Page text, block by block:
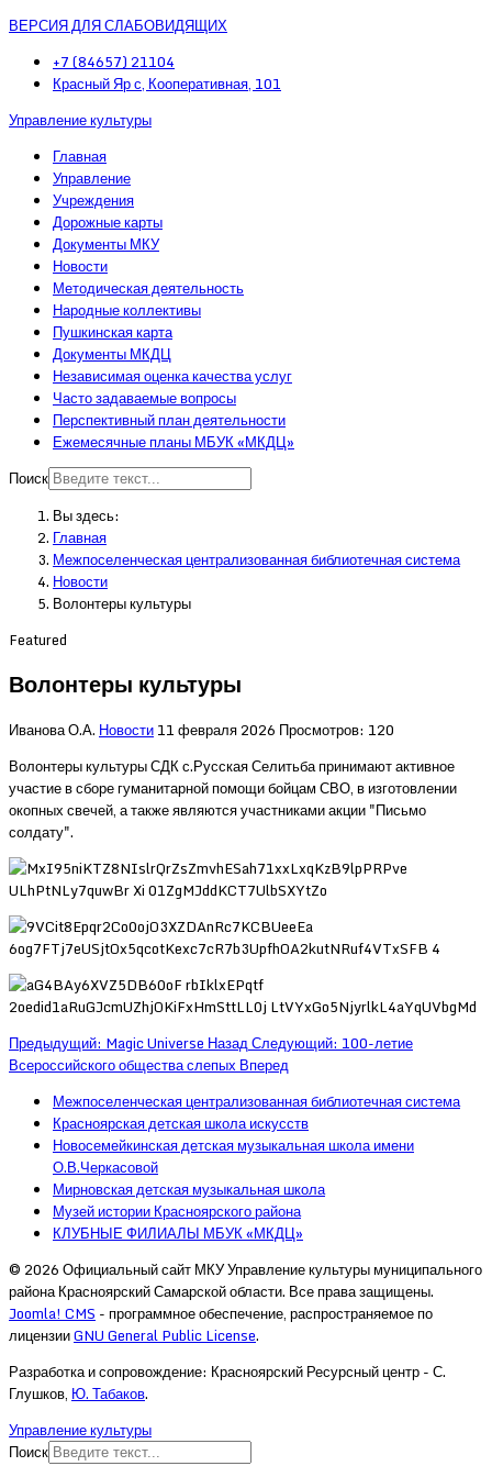
ВЕРСИЯ ДЛЯ СЛАБОВИДЯЩИХ
+7 (84657) 21104
Красный Яр с, Кооперативная, 101
Управление культуры
Главная
Управление
Учреждения
Дорожные карты
Документы МКУ
Новости
Методическая деятельность
Народные коллективы
Пушкинская карта
Документы МКДЦ
Независимая оценка качества услуг
Часто задаваемые вопросы
Перспективный план деятельности
Ежемесячные планы МБУК «МКДЦ»
Поиск
Вы здесь:
Главная
Межпоселенческая централизованная библиотечная система
Новости
Волонтеры культуры
Featured
Волонтеры культуры
Иванова О.А. Новости11 февраля 2026 Просмотров: 120
Волонтеры культуры СДК с.Русская Селитьба принимают активное
участие в сборе гуманитарной помощи бойцам СВО, в изготовлении
окопных свечей, а также являются участниками акции "Письмо
солдату".
Предыдущий: Magic Universe НазадСледующий: 100-летие
Всероссийского общества слепыхВперед
Межпоселенческая централизованная библиотечная система
Красноярская детская школа искусств
Новосемейкинская детская музыкальная школа имени
О.В.Черкасовой
Мирновская детская музыкальная школа
Музей истории Красноярского района
КЛУБНЫЕ ФИЛИАЛЫ МБУК «МКДЦ»
© 2026 Официальный сайт МКУ Управление культуры муниципального
района Красноярский Самарской области. Все права защищены.
Joomla! CMS - программное обеспечение, распространяемое по
лицензииGNU General Public License.
Разработка и сопровождение: Красноярский Ресурсный центр - С.
Глушков, Ю. Табаков.
Управление культуры
Поиск